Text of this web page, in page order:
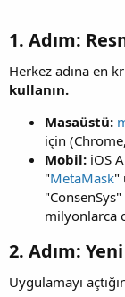
i
1. Adım:
Herkez adına en
kullanın.
Masaüstü:
için
Mobil: iOS
"MetaMask"
milyonlarca
2. Adım:
Uygulamayı